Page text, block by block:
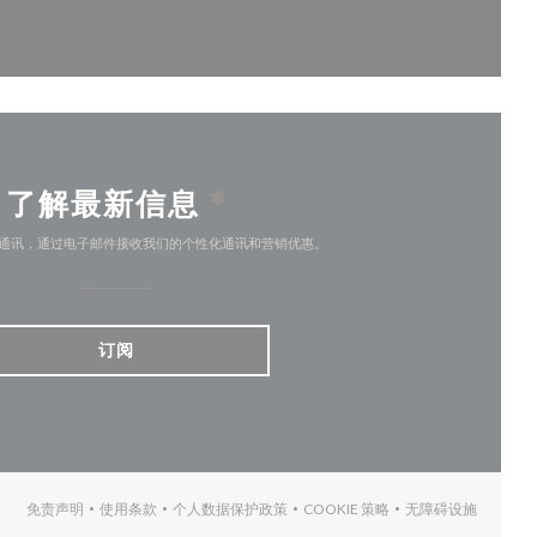
了解最新信息
讯，通过电子邮件接收我们的个性化通讯和营销优惠。
订阅
免责声明
((在新窗口中打开))
使用条款
((在新窗口中打开))
个人数据保护政策
((在新窗口中打开))
COOKIE 策略
((在新窗口中打开))
无障碍设施
((在新窗口中